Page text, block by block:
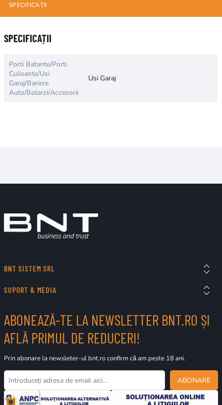
SPECIFICAȚII
SPECIFICAȚII
Numele atributului Valoarea atributului
Porti Batante/Porti
Culisante/Usi
Garaj/Bariere
Auto/Bolarzi/Accesorii
Usi Garaj
BNT SISTEM SRL
SUPORT & MEDIA
ABONEAZĂ-TE LA NEWSLETTER BNT.RO ȘI
AFLĂ PRIMUL DE REDUCERI!
Prin abonare la newsleter-ul bnt.ro confirm că am peste 18 ani.
ABONARE